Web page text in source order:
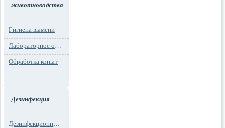
животноводства
Гигиена вымени
Лабораторное оборудование
Обработка копыт
Дезинфекция
Дезинфекционные маты